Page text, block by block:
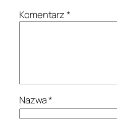
Komentarz*
Nazwa*